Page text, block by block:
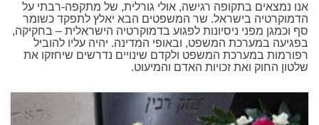
אנו נמצאים בתקופה רגישה, אולי גורלית, של מתקפה-רבתי על
הדמוקרטיה בישראל. שר המשפטים הבא יאלץ לתפקד כשומר
סף וכמגן מפני ניסיונות לפגוע בדמוקרטיה הישראלית – בחקיקה,
בפגיעה במערכת המשפט, ובאופי המדינה. יהיה עליו להוביל
רפורמות במערכת המשפט ולקדם שינויים נדרשים שיחזקו את
שלטון החוק ואת זכויות האדם והמיעוט.